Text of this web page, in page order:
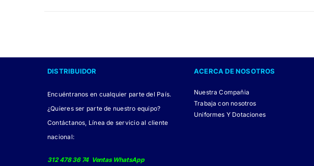
DISTRIBUIDOR
Encuéntranos en cualquier parte del País.
¿Quieres ser parte de nuestro equipo?
Contáctanos, Línea de servicio al cliente
nacional:
312 478 36 74 Ventas WhatsApp
ACERCA DE NOSOTROS
Nuestra Compañia
Trabaja con nosotros
Uniformes Y Dotaciones